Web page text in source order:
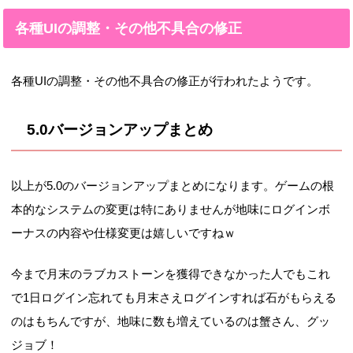
各種UIの調整・その他不具合の修正
各種UIの調整・その他不具合の修正が行われたようです。
5.0バージョンアップまとめ
以上が5.0のバージョンアップまとめになります。ゲームの根
本的なシステムの変更は特にありませんが地味にログインボ
ーナスの内容や仕様変更は嬉しいですねｗ
今まで月末のラブカストーンを獲得できなかった人でもこれ
で1日ログイン忘れても月末さえログインすれば石がもらえる
のはもちんですが、地味に数も増えているのは蟹さん、グッ
ジョブ！